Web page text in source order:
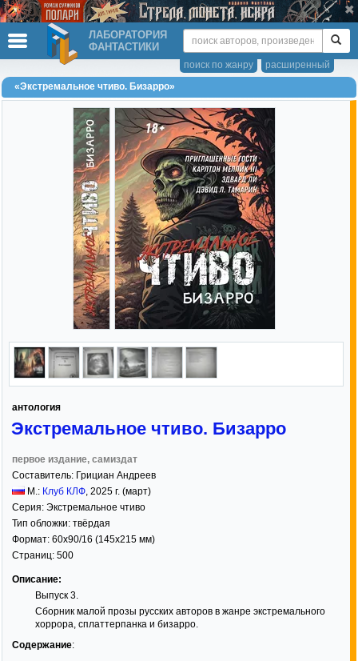
ЛАБОРАТОРИЯ
ФАНТАСТИКИ
расширенный
поиск по жанру
«Экстремальное чтиво. Бизарро»
антология
Экстремальное чтиво. Бизарро
первое издание, самиздат
Составитель: Грициан Андреев
М.: Клуб КЛФ, 2025 г. (март)
Серия: Экстремальное чтиво
Тип обложки: твёрдая
Формат: 60x90/16 (145x215 мм)
Страниц: 500
Описание:
Выпуск 3.
Сборник малой прозы русских авторов в жанре экстремального
хоррора, сплаттерпанка и бизарро.
Содержание: